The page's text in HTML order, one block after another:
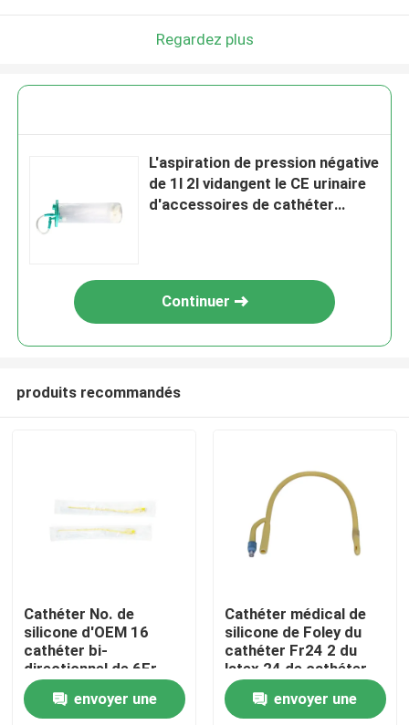
Aperçu
Produits
A propos de nous
Regardez plus
L'aspiration de pression négative
de 1l 2l vidangent le CE urinaire
d'accessoires de cathéter
Continuer
produits recommandés
Cathéter No. de
silicone d'OEM 16
cathéter bi-
directionnel de 6Fr
-18Fr Foley
envoyer une
Cathéter médical de
silicone de Foley du
cathéter Fr24 2 du
latex 24 de cathéter
français de manière
envoyer une